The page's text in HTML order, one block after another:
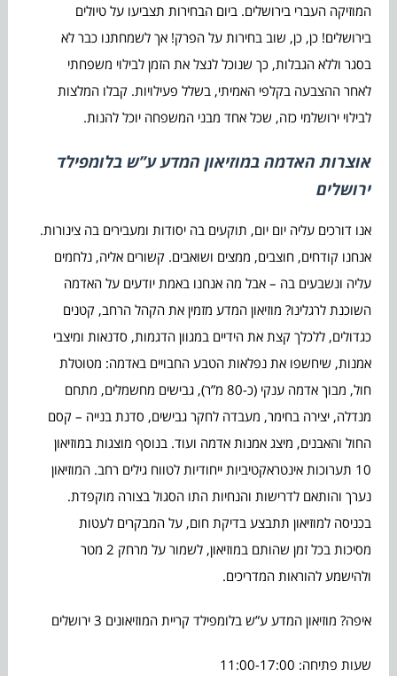
המוזיקה העברי בירושלים. ביום הבחירות תצביעו על טיולים
בירושלים! כן, כן, שוב בחירות על הפרק! אך לשמחתנו כבר לא
בסגר וללא הגבלות, כך שנוכל לנצל את הזמן לבילוי משפחתי
לאחר ההצבעה בקלפי האמיתי, בשלל פעילויות. קבלו המלצות
לבילוי ירושלמי כזה, שכל אחד מבני המשפחה יוכל להנות.
אוצרות האדמה במוזיאון המדע ע”ש בלומפילד
ירושלים
אנו דורכים עליה יום יום, תוקעים בה יסודות ומעבירים בה צינורות.
אנחנו קודחים, חוצבים, ממצים ושואבים. קשורים אליה, נלחמים
עליה ונשבעים בה – אבל מה אנחנו באמת יודעים על האדמה
השוכנת לרגלינו? מוזיאון המדע מזמין את הקהל הרחב, קטנים
כגדולים, ללכלך קצת את הידיים במגוון הדגמות, סדנאות ומיצבי
אמנות, שיחשפו את נפלאות הטבע החבויים באדמה: מטוטלת
חול, מבוך אדמה ענקי (כ-80 מ”ר), גבישים מחשמלים, מתחם
מנדלה, יצירה בחימר, מעבדה לחקר גבישים, סדנת בנייה – קסם
החול והאבנים, מיצג אמנות אדמה ועוד. בנוסף מוצגות במוזיאון
10 תערוכות אינטראקטיביות ייחודיות לטווח גילים רחב. המוזיאון
נערך והותאם לדרישות והנחיות התו הסגול בצורה מוקפדת.
בכניסה למוזיאון תתבצע בדיקת חום, על המבקרים לעטות
מסיכות בכל זמן שהותם במוזיאון, לשמור על מרחק 2 מטר
ולהישמע להוראות המדריכים.
איפה? מוזיאון המדע ע”ש בלומפילד קריית המוזיאונים 3 ירושלים
שעות פתיחה: 11:00-17:00